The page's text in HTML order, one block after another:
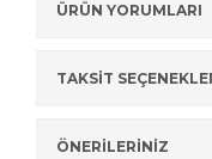
ÜRÜN YORUMLARI
TAKSİT
ÖNERİLERİNİZ